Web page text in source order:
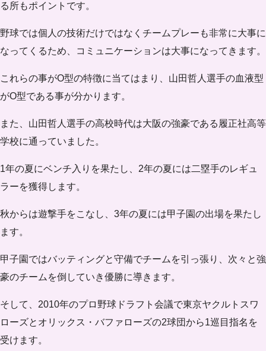
る所もポイントです。
野球では個人の技術だけではなくチームプレーも非常に大事に
なってくるため、コミュニケーションは大事になってきます。
これらの事がO型の特徴に当てはまり、山田哲人選手の血液型
がO型である事が分かります。
また、山田哲人選手の高校時代は大阪の強豪である履正社高等
学校に通っていました。
1年の夏にベンチ入りを果たし、2年の夏には二塁手のレギュ
ラーを獲得します。
秋からは遊撃手をこなし、3年の夏には甲子園の出場を果たし
ます。
甲子園ではバッティングと守備でチームを引っ張り、次々と強
豪のチームを倒していき優勝に導きます。
そして、2010年のプロ野球ドラフト会議で東京ヤクルトスワ
ローズとオリックス・バファローズの2球団から1巡目指名を
受けます。